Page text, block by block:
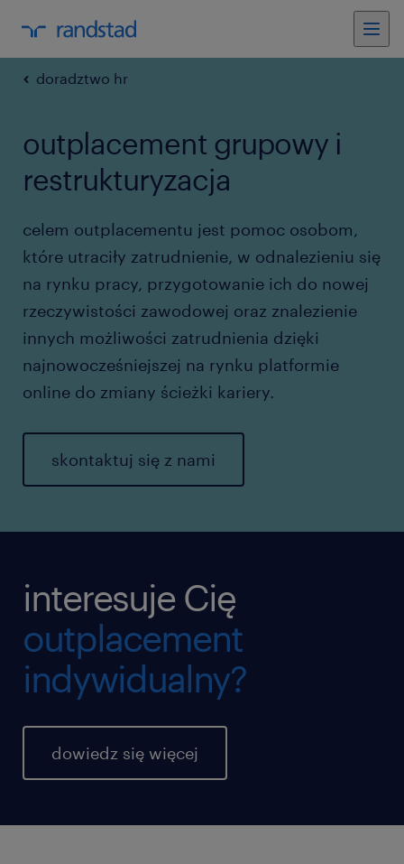
doradztwo hr
outplacement grupowy i
restrukturyzacja
celem outplacementu jest pomoc osobom,
które utraciły zatrudnienie, w odnalezieniu się
na rynku pracy, przygotowanie ich do nowej
rzeczywistości zawodowej oraz znalezienie
innych możliwości zatrudnienia dzięki
najnowocześniejszej na rynku platformie
online do zmiany ścieżki kariery.
skontaktuj się z nami
interesuje Cię
outplacement
indywidualny?
dowiedz się więcej